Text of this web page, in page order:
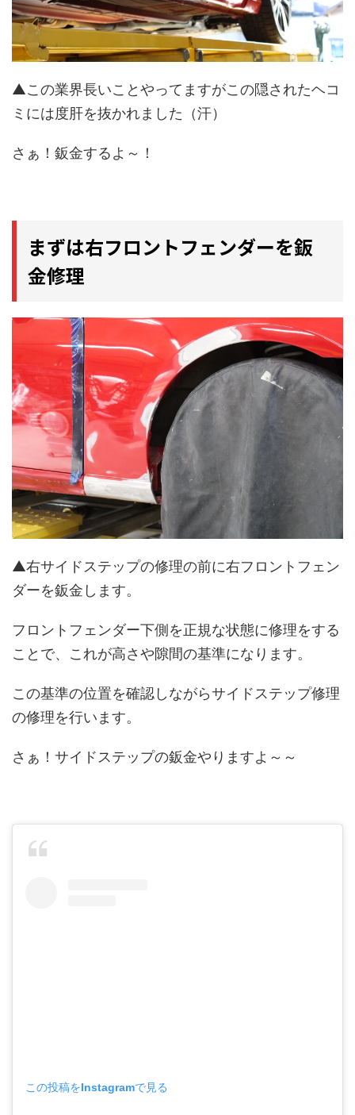
▲この業界長いことやってますがこの隠されたヘコ
ミには度肝を抜かれました（汗）
さぁ！鈑金するよ～！
まずは右フロントフェンダーを鈑
金修理
▲右サイドステップの修理の前に右フロントフェン
ダーを鈑金します。
フロントフェンダー下側を正規な状態に修理をする
ことで、これが高さや隙間の基準になります。
この基準の位置を確認しながらサイドステップ修理
の修理を行います。
さぁ！サイドステップの鈑金やりますよ～～
この投稿をInstagramで見る